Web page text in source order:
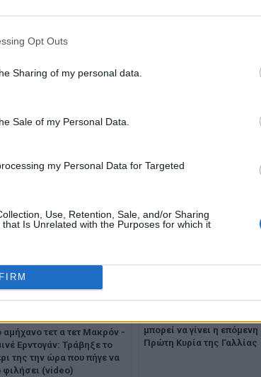
Opt Outs
Sharing of my personal data.
Sale of my Personal Data.
my Personal Data for Targeted
Use, Retention, Sale, and/or Sharing
Is Unrelated with the Purposes for which it
αμήχανο τετ α τετ Μακρόν -
Ερντογάν: Τράβηξε το
της την ώρα που πήγε να
φιλήσει (video)
μπορεί να γίνει η επόμενη
Πρώτη Κυρία της Γαλλίας